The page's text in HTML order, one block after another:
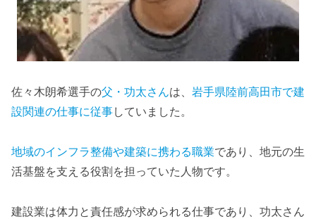
佐々木朗希選手の父・功太さんは、 岩手県陸前高田市で建
設関連の仕事に従事していました。
地域のインフラ整備や建築に携わる職業であり、地元の生
活基盤を支える役割を担っていた人物です。
建設業は体力と責任感が求められる仕事であり、功太さん